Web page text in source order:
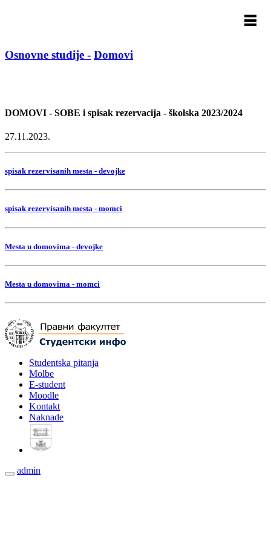
Osnovne studije - Domovi
DOMOVI - SOBE i spisak rezervacija - školska 2023/2024
27.11.2023.
spisak rezervisanih mesta - devojke
spisak rezervisanih mesta - momci
Mesta u domovima - devojke
Mesta u domovima - momci
Studentska pitanja
Molbe
E-student
Moodle
Kontakt
Naknade
admin